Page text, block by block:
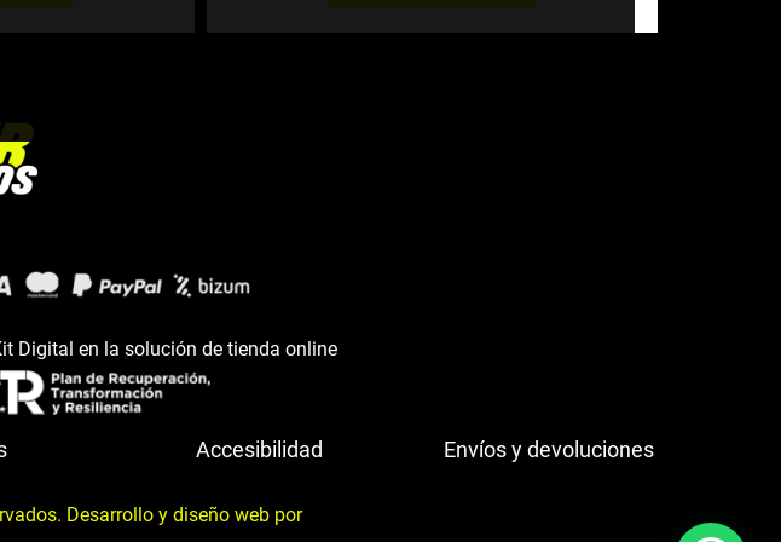
50,00€.45,00€.
Digital en la solución de tienda online
Accesibilidad Envíos y devoluciones
Desarrollo y diseño web por